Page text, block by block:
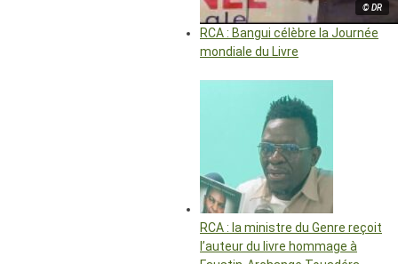
© DR
RCA : Bangui célèbre la Journée
mondiale du Livre
RCA : la ministre du Genre reçoit
l’auteur du livre hommage à